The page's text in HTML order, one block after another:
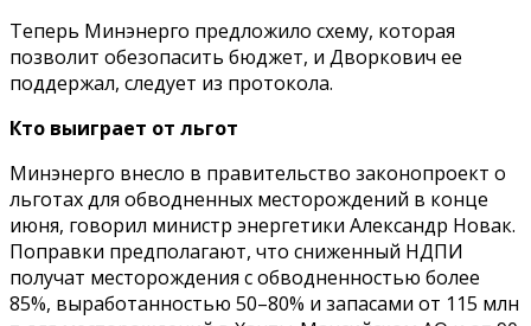
Теперь Минэнерго предложило схему, которая
позволит обезопасить бюджет, и Дворкович ее
поддержал, следует из протокола.​
Кто выиграет от льгот
Минэнерго внесло в правительство законопроект о
льготах для обводненных месторождений в конце
июня, говорил министр энергетики Александр Новак.
Поправки предполагают, что сниженный НДПИ
получат месторождения с обводненностью более
85%, выработанностью 50–80% и запасами от 115 млн